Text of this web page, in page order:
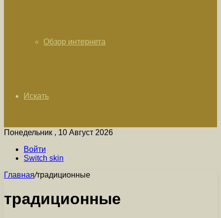
Обзор интернета
Искать
Понедельник , 10 Август 2026
Войти
Switch skin
Главная/традиционные
традиционные